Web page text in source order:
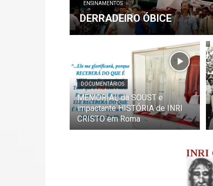
ENSINAMENTOS
DERRADEIRO ÓBICE
DOCUMENTÁRIOS
MEMORIAL da SOUST e
impactante HISTÓRIA de INRI
CRISTO em Roma